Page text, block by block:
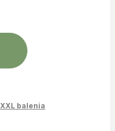
XXL balenia